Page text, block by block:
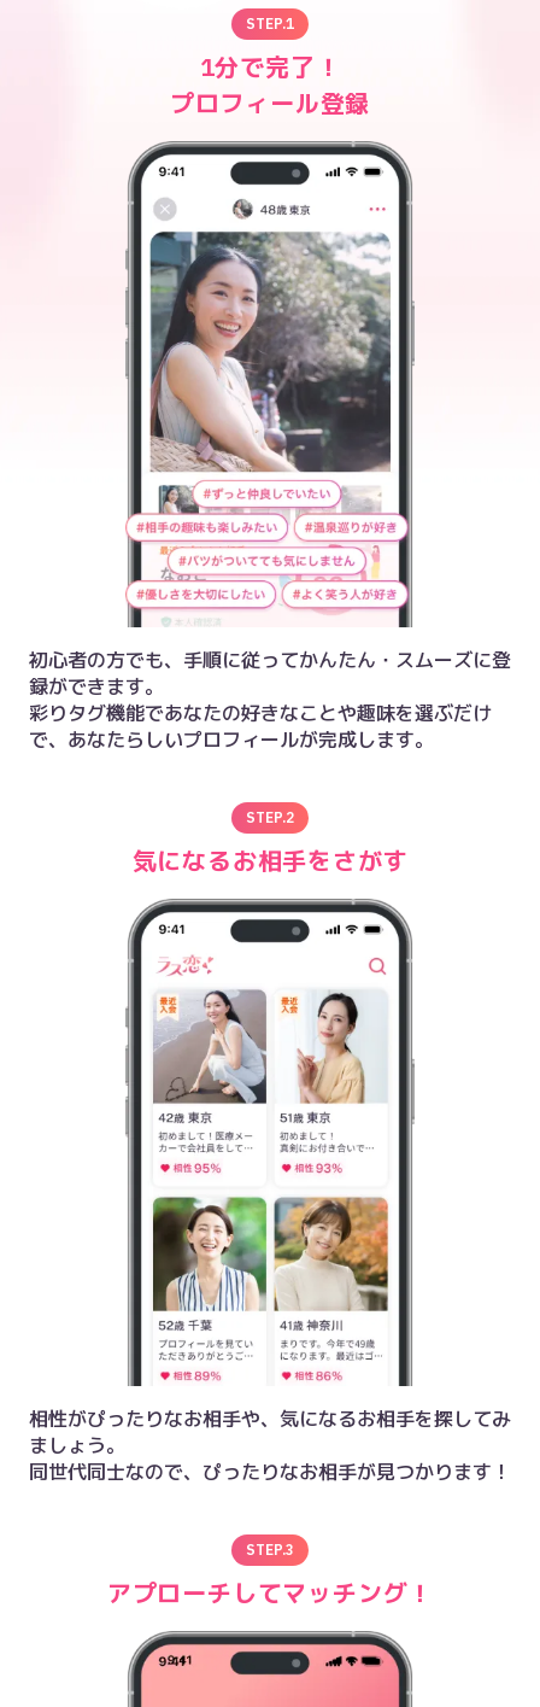
STEP.1
1分で完了！
プロフィール登録
初心者の方でも、手順に従ってかんたん・スムーズに登
録ができます。
彩りタグ機能であなたの好きなことや趣味を選ぶだけ
で、あなたらしいプロフィールが完成します。
STEP.2
気になるお相手をさがす
相性がぴったりなお相手や、気になるお相手を探してみ
ましょう。
同世代同士なので、ぴったりなお相手が見つかります！
STEP.3
アプローチしてマッチング！